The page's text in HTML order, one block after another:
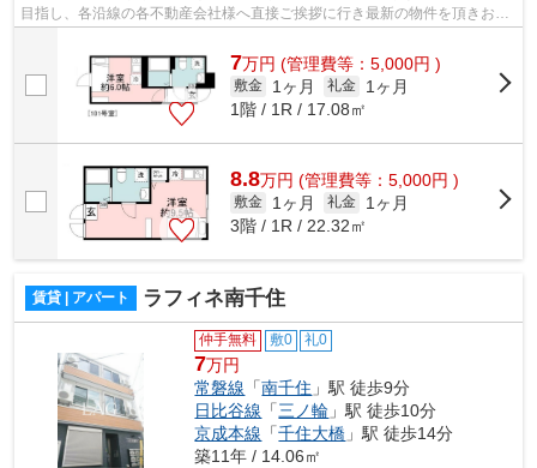
目指し、各沿線の各不動産会社様へ直接ご挨拶に行き最新の物件を頂きお客
7万円 (管理費等：5,000円 )
敷金 1ヶ月 礼金
1ヶ月
1階 / 1R / 17.08㎡
8.8万円 (管理費等：5,000円 )
敷金 1ヶ月 礼金
1ヶ月
3階 / 1R / 22.32㎡
賃貸 | アパート ラフィネ南千住
仲手無料 敷0 礼0
7万円
常磐線 「南千住 」駅 徒歩9分
日比谷線 「三ノ輪 」駅 徒歩10分
京成本線 「千住大橋 」駅 徒歩14分
築11年 / 14.06㎡